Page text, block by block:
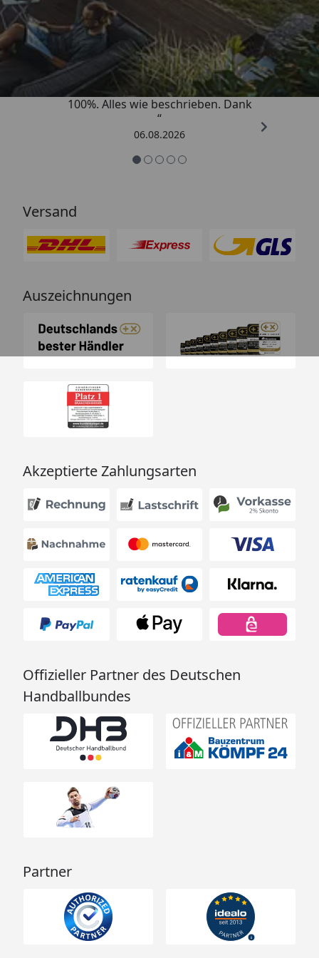
besten du reinigst das Messer direkt nach Gebrauch
mit klarem Wasser und trocknest es anschließend mit
einem weichen Tuch.
Trusted Shops
4,83/ 5
„Super schnell gelifert. Ware passt
100%. Alles wie beschrieben. Dank
“
06.08.2026
Versand
Auszeichnungen
Akzeptierte Zahlungsarten
Offizieller Partner des Deutschen
Handballbundes
Partner